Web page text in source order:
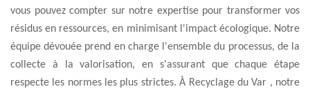
vous pouvez compter sur notre expertise pour transformer vos
résidus en ressources, en minimisant l'impact écologique. Notre
équipe dévouée prend en charge l'ensemble du processus, de la
collecte à la valorisation, en s'assurant que chaque étape
respecte les normes les plus strictes. À Recyclage du Var , notre